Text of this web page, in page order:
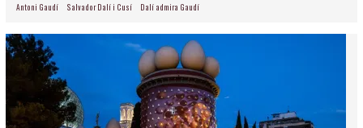
Antoni Gaudí Salvador Dalí i Cusí Dalí admira Gaudí